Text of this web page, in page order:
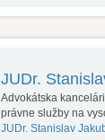
JUDr.
Advokátska
právne služby na
JUDr. Stanislav